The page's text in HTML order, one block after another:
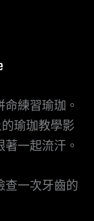
練習瑜珈。
瑜珈教學影
一起流汗。
查一次牙齒的